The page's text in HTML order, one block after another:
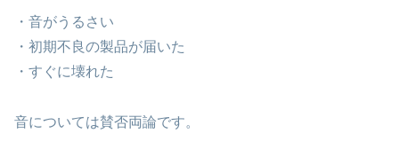
・音がうるさい
・初期不良の製品が届いた
・すぐに壊れた
音については賛否両論です。